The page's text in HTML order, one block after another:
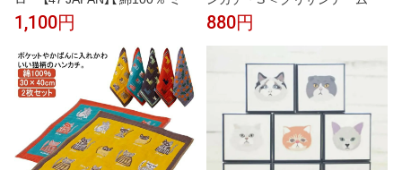
タオル プレゼント ギフト プチ
ギフト 引越 挨拶 内祝 お礼 お返
1,100円
ネイビー＞ 25×25cm タオルハ
ンカチ レディース かわいい お
しゃれ プレゼント ブランド
880円